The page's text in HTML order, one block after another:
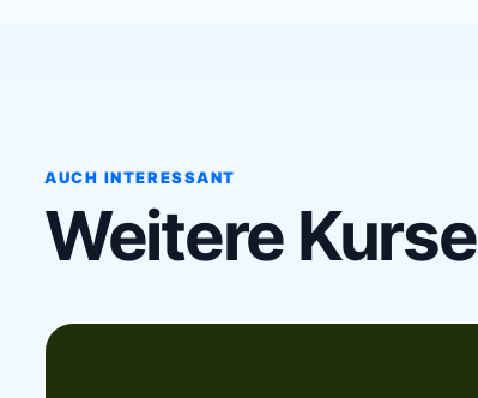
AUCH INTERESSANT
Weitere Kurse